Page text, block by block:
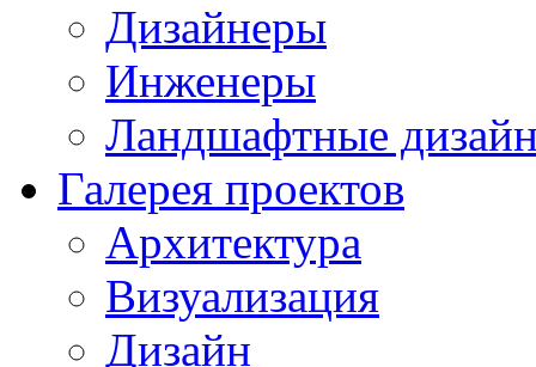
Дизайнеры
Инженеры
Ландшафтные
Галерея проектов
Архитектура
Визуализация
Дизайн